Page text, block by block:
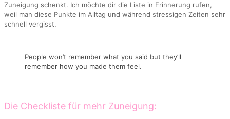
Zuneigung schenkt. Ich möchte dir die Liste in Erinnerung rufen,
weil man diese Punkte im Alltag und während stressigen Zeiten sehr
schnell vergisst.
People won’t remember what you said but they’ll
remember how you made them feel.
Die Checkliste für mehr Zuneigung: